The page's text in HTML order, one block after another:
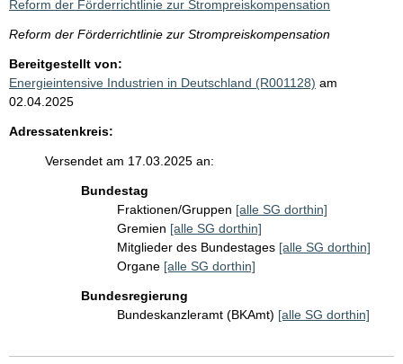
Reform der Förderrichtlinie zur Strompreiskompensation
Reform der Förderrichtlinie zur Strompreiskompensation
Bereitgestellt von:
Energieintensive Industrien in Deutschland (R001128) am
02.04.2025
Adressatenkreis:
Versendet am 17.03.2025 an:
Bundestag
Fraktionen/Gruppen [alle SG dorthin]
Gremien [alle SG dorthin]
Mitglieder des Bundestages [alle SG dorthin]
Organe [alle SG dorthin]
Bundesregierung
Bundeskanzleramt (BKAmt) [alle SG dorthin]